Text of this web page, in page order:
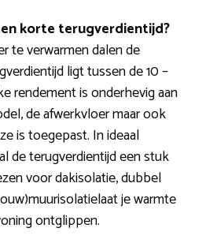
korte terugverdientijd?
te verwarmen dalen de
ligt tussen de 10 –
rendement is onderhevig aan
de afwerkvloer maar ook
is toegepast. In ideaal
de terugverdientijd een stuk
voor dakisolatie, dubbel
je warmte
ontglippen.